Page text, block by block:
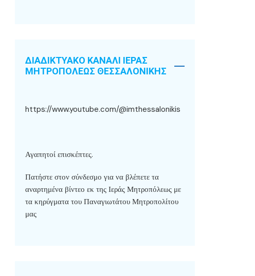
ΔΙΑΔΙΚΤΥΑΚΟ ΚΑΝΑΛΙ ΙΕΡΑΣ
ΜΗΤΡΟΠΟΛΕΩΣ ΘΕΣΣΑΛΟΝΙΚΗΣ
https://www.youtube.com/@imthessalonikis
Αγαπητοί επισκέπτες.
Πατήστε στον σύνδεσμο για να βλέπετε τα
αναρτημένα βίντεο εκ της Ιεράς Μητροπόλεως με
τα κηρύγματα του Παναγιωτάτου Μητροπολίτου
μας